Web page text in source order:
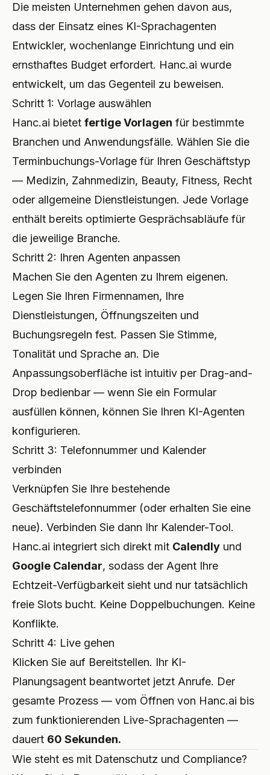
Die meisten Unternehmen gehen davon aus,
dass der Einsatz eines KI-Sprachagenten
Entwickler, wochenlange Einrichtung und ein
ernsthaftes Budget erfordert. Hanc.ai wurde
entwickelt, um das Gegenteil zu beweisen.
Schritt 1: Vorlage auswählen
Hanc.ai bietet fertige Vorlagen für bestimmte
Branchen und Anwendungsfälle. Wählen Sie die
Terminbuchungs-Vorlage für Ihren Geschäftstyp
— Medizin, Zahnmedizin, Beauty, Fitness, Recht
oder allgemeine Dienstleistungen. Jede Vorlage
enthält bereits optimierte Gesprächsabläufe für
die jeweilige Branche.
Schritt 2: Ihren Agenten anpassen
Machen Sie den Agenten zu Ihrem eigenen.
Legen Sie Ihren Firmennamen, Ihre
Dienstleistungen, Öffnungszeiten und
Buchungsregeln fest. Passen Sie Stimme,
Tonalität und Sprache an. Die
Anpassungsoberfläche ist intuitiv per Drag-and-
Drop bedienbar — wenn Sie ein Formular
ausfüllen können, können Sie Ihren KI-Agenten
konfigurieren.
Schritt 3: Telefonnummer und Kalender
verbinden
Verknüpfen Sie Ihre bestehende
Geschäftstelefonnummer (oder erhalten Sie eine
neue). Verbinden Sie dann Ihr Kalender-Tool.
Hanc.ai integriert sich direkt mit Calendly und
Google Calendar, sodass der Agent Ihre
Echtzeit-Verfügbarkeit sieht und nur tatsächlich
freie Slots bucht. Keine Doppelbuchungen. Keine
Konflikte.
Schritt 4: Live gehen
Klicken Sie auf Bereitstellen. Ihr KI-
Planungsagent beantwortet jetzt Anrufe. Der
gesamte Prozess — vom Öffnen von Hanc.ai bis
zum funktionierenden Live-Sprachagenten —
dauert 60 Sekunden.
Wie steht es mit Datenschutz und Compliance?